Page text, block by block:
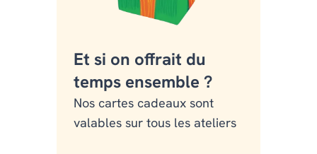
Et si on offrait du
temps ensemble ?
Nos cartes cadeaux sont
valables sur tous les ateliers